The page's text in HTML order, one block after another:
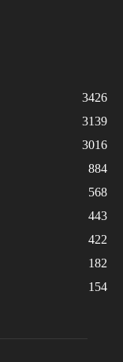
3426
3139
3016
884
568
443
422
182
154